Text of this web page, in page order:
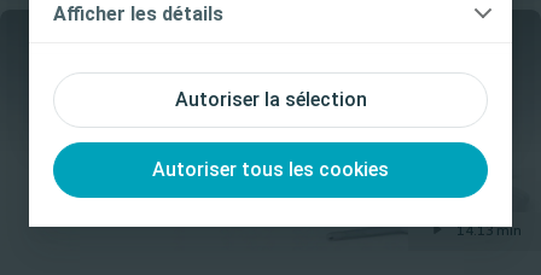
Autoriser la sélection
Autoriser tous les cookies
Afficher les détails
Je suis un Professionnel de santé
14.13 min